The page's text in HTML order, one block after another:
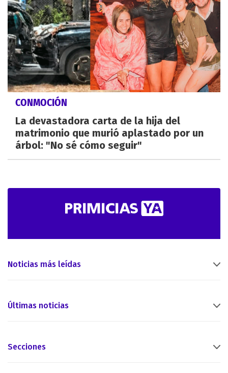
CONMOCIÓN
La devastadora carta de la hija del
matrimonio que murió aplastado por un
árbol: "No sé cómo seguir"
Noticias más leídas
Últimas noticias
Secciones